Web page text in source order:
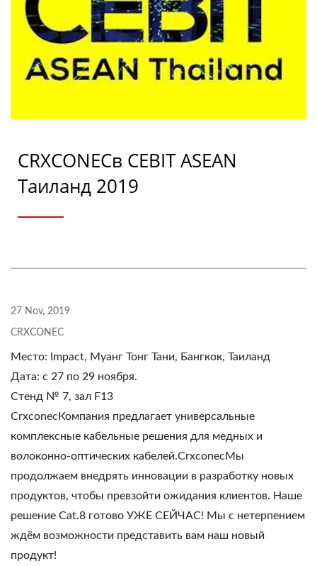
CRXCONECв CEBIT ASEAN
Таиланд 2019
27 Nov, 2019
CRXCONEC
Место: Impact, Муанг Тонг Тани, Бангкок, Таиланд
Дата: с 27 по 29 ноября.
Стенд № 7, зал F13
CrxconecКомпания предлагает универсальные
комплексные кабельные решения для медных и
волоконно-оптических кабелей.CrxconecМы
продолжаем внедрять инновации в разработку новых
продуктов, чтобы превзойти ожидания клиентов. Наше
решение Cat.8 готово УЖЕ СЕЙЧАС! Мы с нетерпением
ждём возможности представить вам наш новый
продукт!